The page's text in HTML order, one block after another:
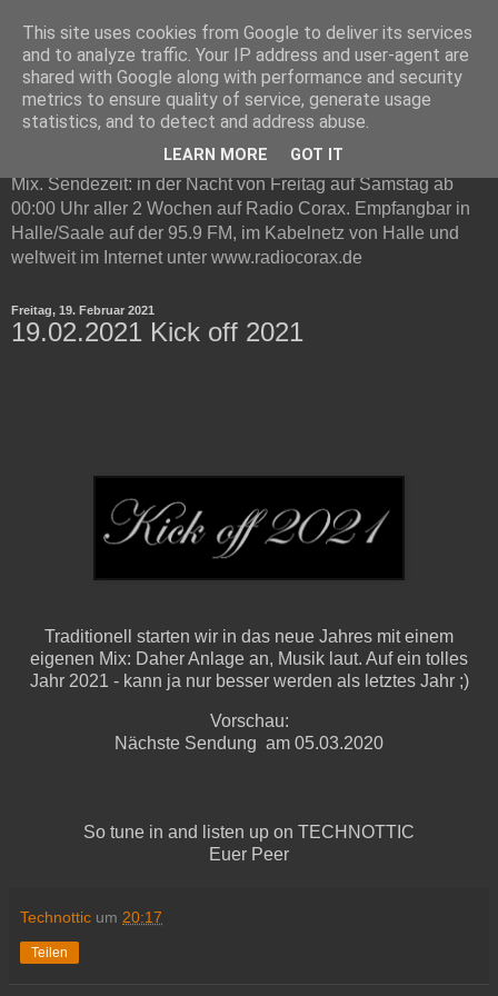
Technottic auf Radio Corax
Technottic ist eine Radioshow auf Radio Corax. Im
Mittelpunkt steht elektronische Musik. Neben Infos und
Neuvorstellungen gibt es in jeder Live-Sendung ein Gast DJ
Mix. Sendezeit: in der Nacht von Freitag auf Samstag ab
00:00 Uhr aller 2 Wochen auf Radio Corax. Empfangbar in
Halle/Saale auf der 95.9 FM, im Kabelnetz von Halle und
weltweit im Internet unter www.radiocorax.de
Freitag, 19. Februar 2021
19.02.2021 Kick off 2021
Traditionell starten wir in das neue Jahres mit einem
eigenen Mix: Daher Anlage an, Musik laut. Auf ein tolles
Jahr 2021 - kann ja nur besser werden als letztes Jahr ;)
Vorschau:
Nächste Sendung am 05.03.2020
So tune in and listen up on TECHNOTTIC
Euer Peer
Technottic um 20:17
Teilen
This site uses cookies from Google to deliver its services
and to analyze traffic. Your IP address and user-agent are
shared with Google along with performance and security
metrics to ensure quality of service, generate usage
statistics, and to detect and address abuse.
LEARN MORE GOT IT